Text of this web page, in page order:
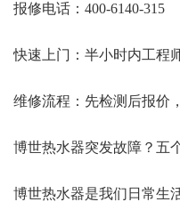
报修电话：400-6140-315
快速上门：半小时内工程
维修流程：先检测后报价
博世热水器突发故障？五
博世热水器是我们日常生